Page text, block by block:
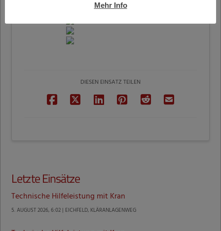
DIESEN EINSATZ TEILEN
Letzte Einsätze
Technische Hilfeleistung mit Kran
5. AUGUST 2026, 6:02 | EICHFELD, KLÄRANLAGENWEG
Mehr Info